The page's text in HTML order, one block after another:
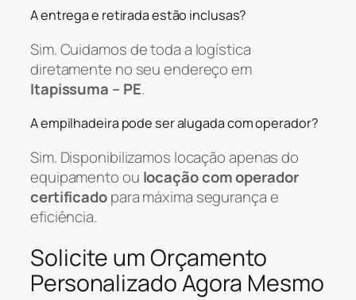
A entrega e retirada estão inclusas?
Sim. Cuidamos de toda a logística
diretamente no seu endereço em
Itapissuma – PE.
A empilhadeira pode ser alugada com operador?
Sim. Disponibilizamos locação apenas do
equipamento ou locação com operador
certificadopara máxima segurança e
eficiência.
Solicite um Orçamento
Personalizado Agora Mesmo